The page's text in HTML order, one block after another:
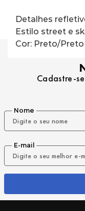
Detalhes
Estilo street e
Cor: Preto/Preto
Cadastre-
Nome
E-mail